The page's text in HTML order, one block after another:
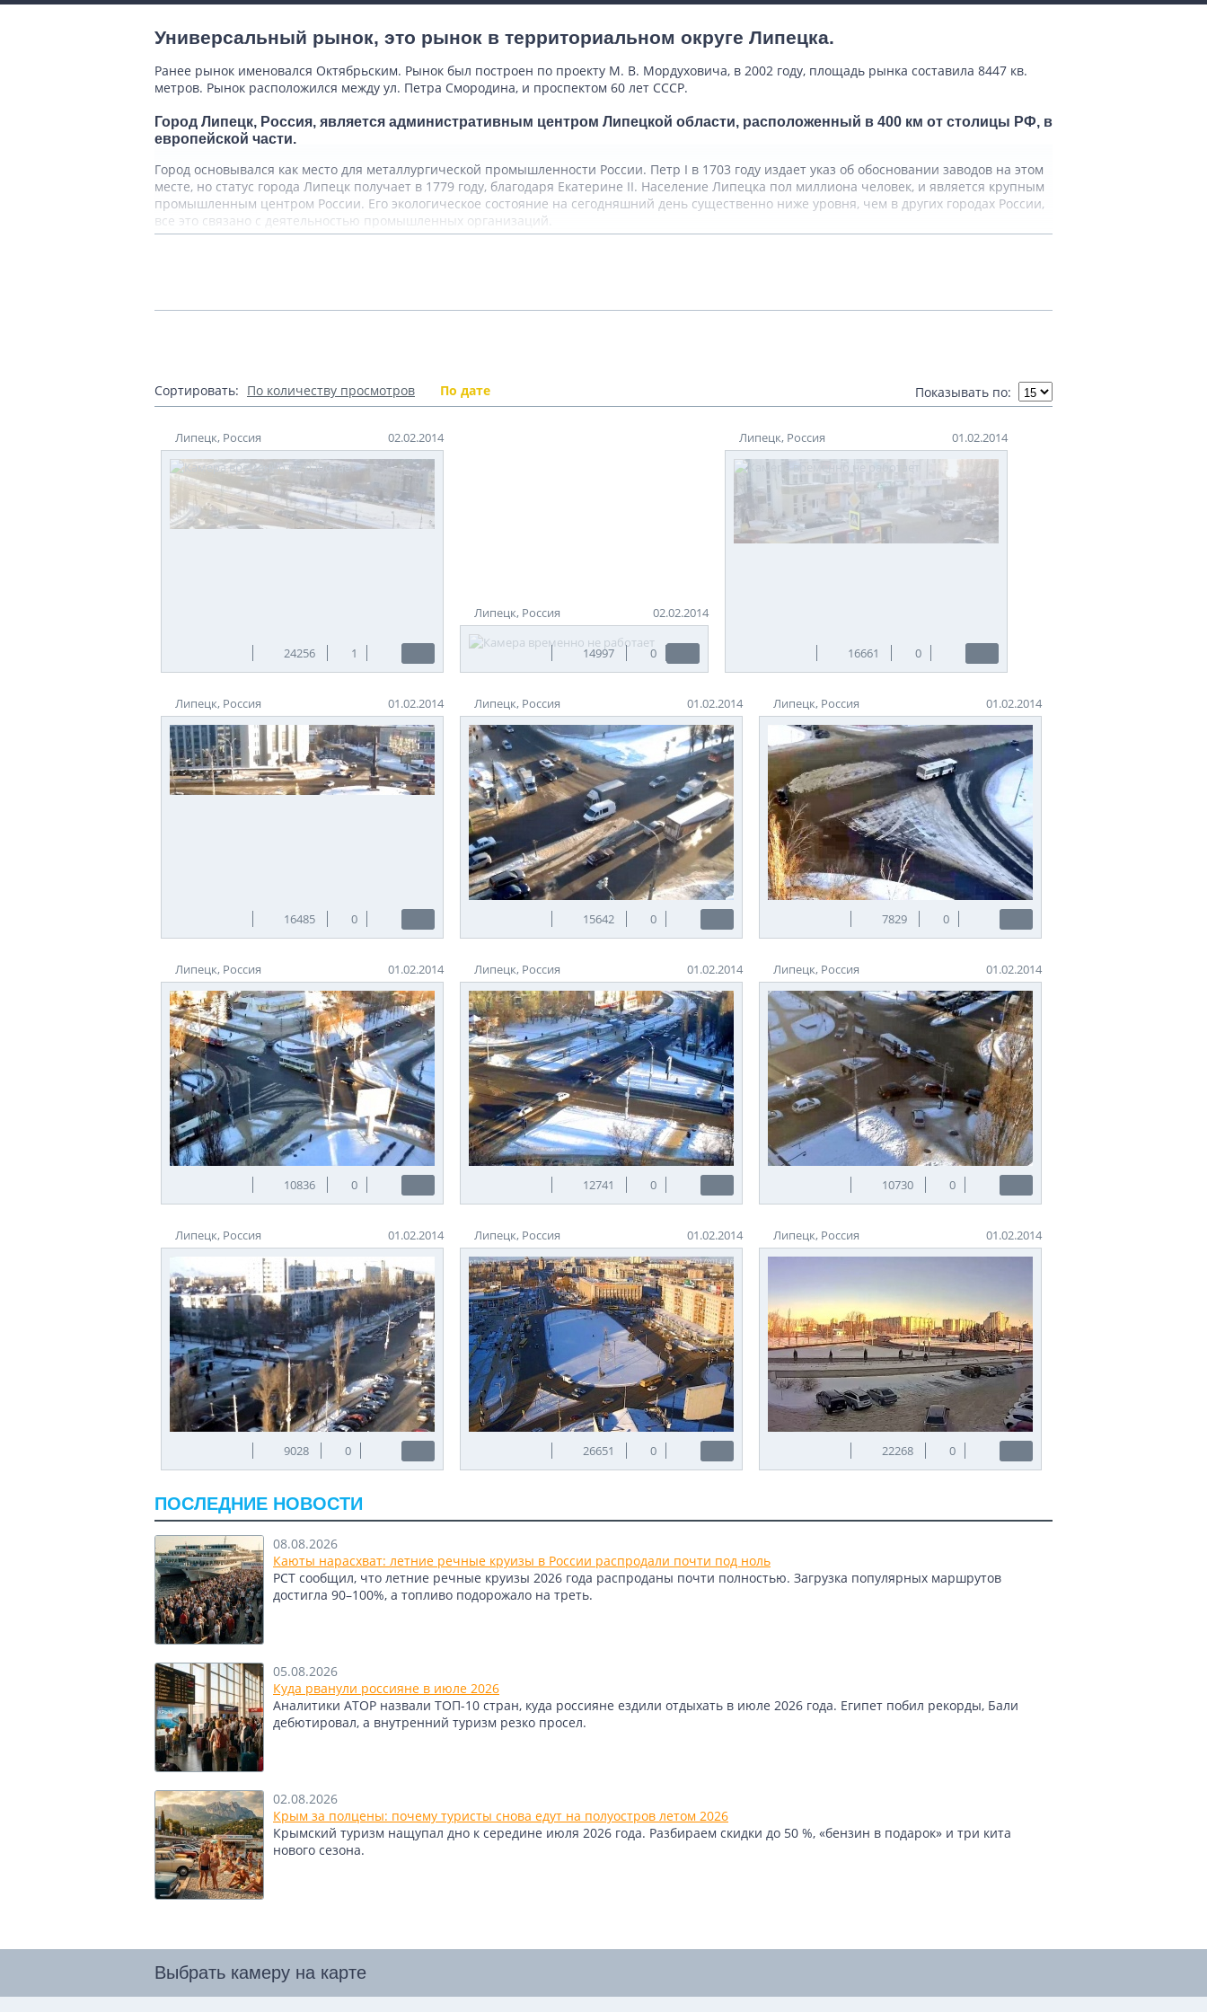
Универсальный рынок, это рынок в территориальном округе Липецка.
Ранее рынок именовался Октябрьским. Рынок был построен по проекту М. В. Мордуховича, в 2002 году, площадь рынка составила 8447 кв.
метров. Рынок расположился между ул. Петра Смородина, и проспектом 60 лет СССР.
Город Липецк, Россия, является административным центром Липецкой области, расположенный в 400 км от столицы РФ, в
европейской части.
Город основывался как место для металлургической промышленности России. Петр I в 1703 году издает указ об обосновании заводов на этом
месте, но статус города Липецк получает в 1779 году, благодаря Екатерине II. Население Липецка пол миллиона человек, и является крупным
промышленным центром России. Его экологическое состояние на сегодняшний день существенно ниже уровня, чем в других городах России,
все это связано с деятельностью промышленных организаций.
Сортировать: По количеству просмотров По дате Показывать по:
Липецк, Россия 02.02.2014
24256 1
Липецк, Россия 02.02.2014
14997 0
Липецк, Россия 01.02.2014
16661 0
Липецк, Россия 01.02.2014
16485 0
Липецк, Россия 01.02.2014
15642 0
Липецк, Россия 01.02.2014
7829 0
Липецк, Россия 01.02.2014
10836 0
Липецк, Россия 01.02.2014
12741 0
Липецк, Россия 01.02.2014
10730 0
Липецк, Россия 01.02.2014
9028 0
Липецк, Россия 01.02.2014
26651 0
Липецк, Россия 01.02.2014
22268 0
ПОСЛЕДНИЕ НОВОСТИ
08.08.2026
Каюты нарасхват: летние речные круизы в России распродали почти под ноль
РСТ сообщил, что летние речные круизы 2026 года распроданы почти полностью. Загрузка популярных маршрутов
достигла 90–100%, а топливо подорожало на треть.
05.08.2026
Куда рванули россияне в июле 2026
Аналитики АТОР назвали ТОП-10 стран, куда россияне ездили отдыхать в июле 2026 года. Египет побил рекорды, Бали
дебютировал, а внутренний туризм резко просел.
02.08.2026
Крым за полцены: почему туристы снова едут на полуостров летом 2026
Крымский туризм нащупал дно к середине июля 2026 года. Разбираем скидки до 50 %, «бензин в подарок» и три кита
нового сезона.
Выбрать камеру на карте